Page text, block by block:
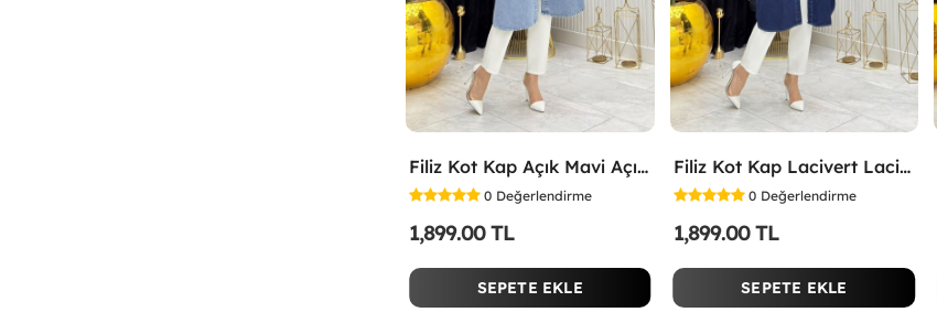
Filiz Kot Kap Açık Mavi Açık Mavi
0 Değerlendirme
1,899.00 TL
SEPETE EKLE
Filiz Kot Kap Lacivert Lacivert
0 Değerlendirme
1,899.00 TL
SEPETE EKLE